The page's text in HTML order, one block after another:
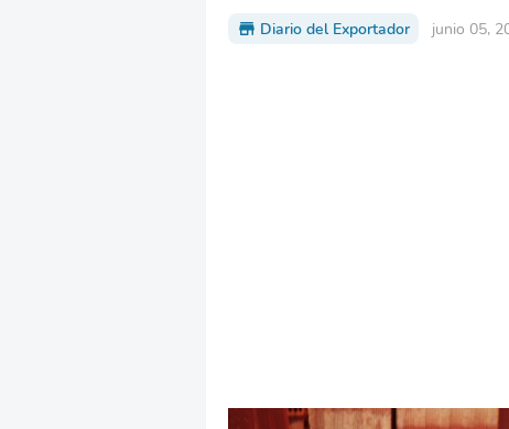
Diario del Exportador junio 05,